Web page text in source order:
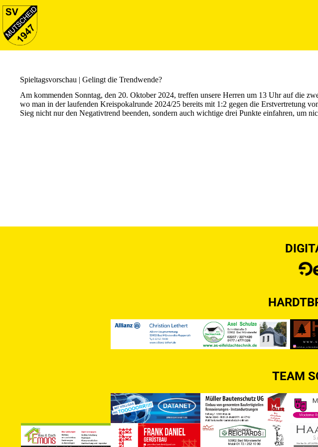
Wir verwenden Cookies, um
Spieltagsvorschau | Gelingt die Trendwende?
Am kommenden Sonntag, den 20. Oktober 2024, treffen unsere Herren um 13 Uhr auf die
wo man in der laufenden Kreispokalrunde 2024/25 bereits mit 1:2 gegen die Erstvertretung
Sieg nicht nur den Negativtrend beenden, sondern auch wichtige drei Punkte einfahren, um
TEAM